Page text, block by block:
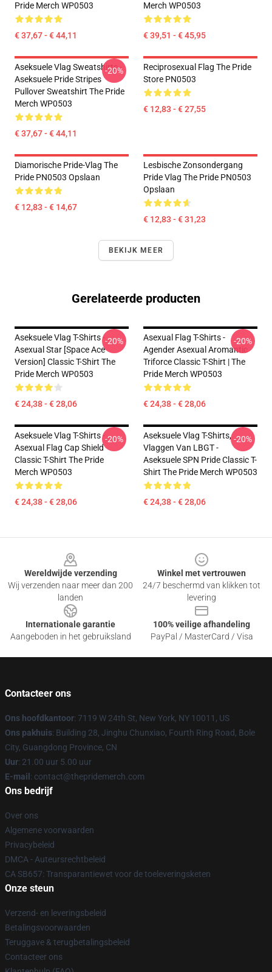
Pride Merch WP0503
€ 37,67 - € 44,11
Merch WP0503
€ 39,51 - € 45,95
Aseksuele Vlag Sweatshirts -
Aseksuele Pride Stripes
Pullover Sweatshirt The Pride
Merch WP0503
€ 37,67 - € 44,11
-20%
Reciprosexual Flag The Pride
Store PN0503
€ 12,83 - € 27,55
Diamorische Pride-Vlag The
Pride PN0503 Opslaan
€ 12,83 - € 14,67
Lesbische Zonsondergang
Pride Vlag The Pride PN0503
Opslaan
€ 12,83 - € 31,23
BEKIJK MEER
Gerelateerde producten
Aseksuele Vlag T-Shirts -
Asexual Star [Space Ace
Version] Classic T-Shirt The
Pride Merch WP0503
€ 24,38 - € 28,06
-20%
Asexual Flag T-Shirts -
Agender Asexual Aromantic
Triforce Classic T-Shirt | The
Pride Merch WP0503
€ 24,38 - € 28,06
-20%
Aseksuele Vlag T-Shirts -
Asexual Flag Cap Shield
Classic T-Shirt The Pride
Merch WP0503
€ 24,38 - € 28,06
-20%
Aseksuele Vlag T-Shirts,
Vlaggen Van LBGT -
Aseksuele SPN Pride Classic T-
Shirt The Pride Merch WP0503
€ 24,38 - € 28,06
-20%
Wereldwijde verzending
Wij verzenden naar meer dan 200
landen
Winkel met vertrouwen
24/7 beschermd van klikken tot
levering
Internationale garantie
Aangeboden in het gebruiksland
100% veilige afhandeling
PayPal / MasterCard / Visa
Contacteer ons
Ons hoofdkantoor: 7119 W 24th St, New York, NY 10011, US
Ons pakhuis: Building 28, Jinghu Chunxiao, Fourth Ring Road, Bole
City, Guangdong Province, CN
Uur: 21.00 uur 5.00 uur
E-mail : contact@thepridemerch.com
Ons bedrijf
Over ons
Algemene voorwaarden
Privacybeleid
DMCA - Auteursrechtbeleid
CA SB657: Transparantiewet voor de toeleveringsketen
Onze steun
Verzend- en leveringsbeleid
Betalingsvoorwaarden
Teruggave & terugbetalingsbeleid
Contacteer ons